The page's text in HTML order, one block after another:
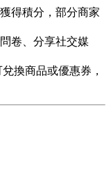
得積分，部分商家
卷、分享社交媒
換商品或優惠券，